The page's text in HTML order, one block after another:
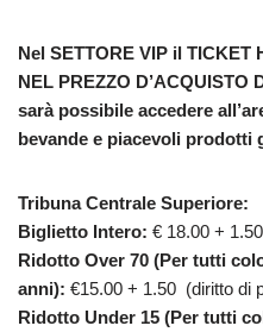
Nel SETTORE VIP il TICKET
NEL PREZZO D’ACQUISTO
sarà possibile accedere
bevande e piacevoli prodotti
Tribuna Centrale Superiore:
Biglietto Intero: € 18.00 +
Ridotto Over 70 (Per tutti
anni): €15.00 + 1.50 (diritto di
Ridotto Under 15 (Per tutti